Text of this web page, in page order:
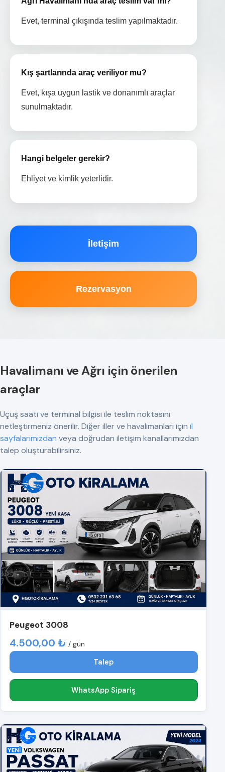
Evet, terminal çıkışında teslim yapılmaktadır.
Kış şartlarında araç veriliyor mu?
Evet, kışa uygun lastik ve donanımlı araçlar
sunulmaktadır.
Hangi belgeler gerekir?
Ehliyet ve kimlik yeterlidir.
İletişim
Rezervasyon
Havalimanı ve Ağrı için önerilen
araçlar
Uçuş saati ve terminal bilgisi ile teslim noktasını
netleştirmeniz önerilir. Diğer iller ve havalimanları için il
sayfalarımızdan veya doğrudan iletişim kanallarımızdan
talep oluşturabilirsiniz.
Peugeot 3008
4.500,00 ₺ / gün
Talep
WhatsApp Sipariş